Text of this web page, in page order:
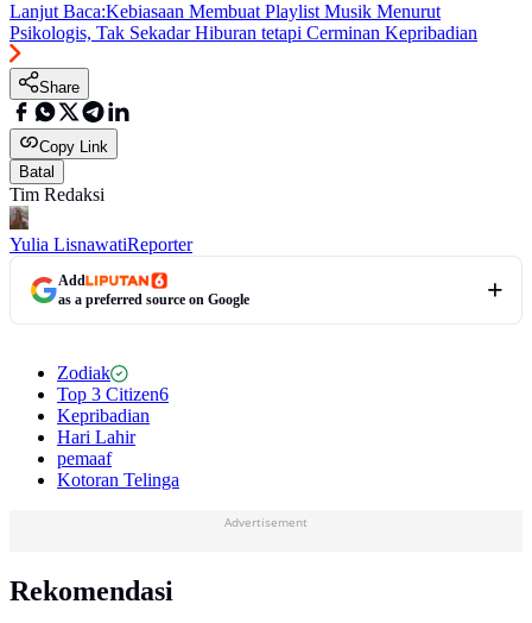
Lanjut Baca:Kebiasaan Membuat Playlist Musik Menurut
Psikologis, Tak Sekadar Hiburan tetapi Cerminan Kepribadian
Share
Copy Link
Batal
Tim Redaksi
Yulia LisnawatiReporter
Add
as a preferred source on Google
Zodiak
Top 3 Citizen6
Kepribadian
Hari Lahir
pemaaf
Kotoran Telinga
Advertisement
Rekomendasi